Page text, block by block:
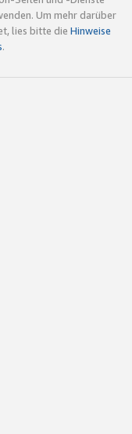
Um mehr darüber
lies bitte die Hinweise
.